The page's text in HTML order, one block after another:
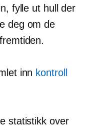
fylle ut hull der
deg om de
inn kontroll
statistikk over